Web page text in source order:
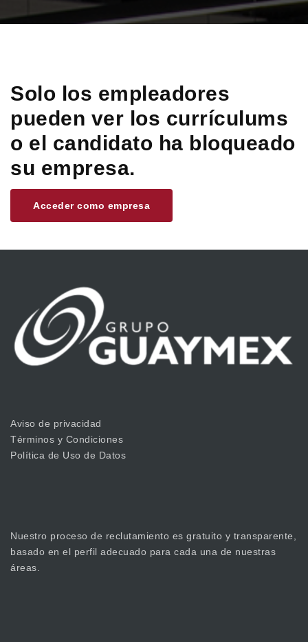
Solo los empleadores
pueden ver los currículums
o el candidato ha bloqueado
su empresa.
Acceder como empresa
Aviso de privacidad
Términos y Condiciones
Política de Uso de Datos
Nuestro proceso de reclutamiento es gratuito y transparente,
basado en el perfil adecuado para cada una de nuestras
áreas.